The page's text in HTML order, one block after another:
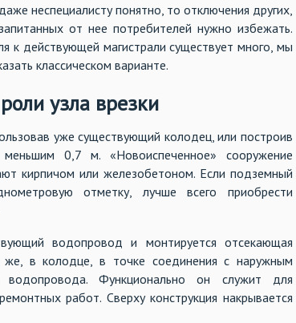
даже неспециалисту понятно, то отключения других,
запитанных от нее потребителей нужно избежать.
к действующей магистрали существует много, мы
классическом варианте.
узла врезки
уже существующий колодец, или построив
0,7 м. «Новоиспеченное» сооружение
кирпичом или железобетоном. Если подземный
отметку, лучше всего приобрести
водопровод и монтируется отсекающая
же, в колодце, в точке соединения с наружным
Функционально он служит для
работ. Сверху конструкция накрывается